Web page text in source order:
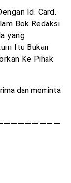
Id. Card.
Bok Redaksi
yang
Itu Bukan
Ke Pihak
a dan meminta